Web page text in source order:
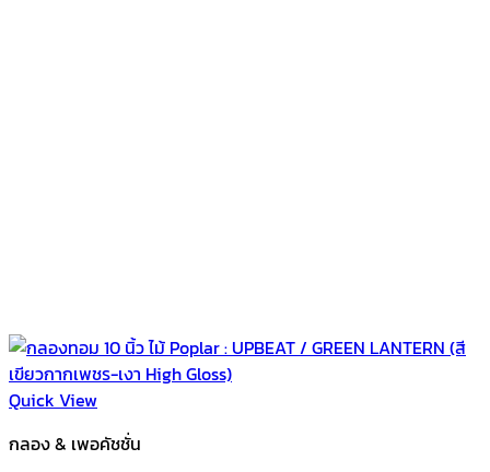
Quick View
กลอง & เพอคัชชั่น